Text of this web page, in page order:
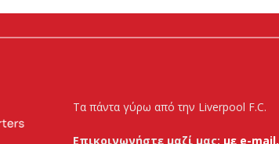
Τα πάντα γύρω από την Liverpool F.C.
Επικοινωνήστε μαζί μας: με e-mail.